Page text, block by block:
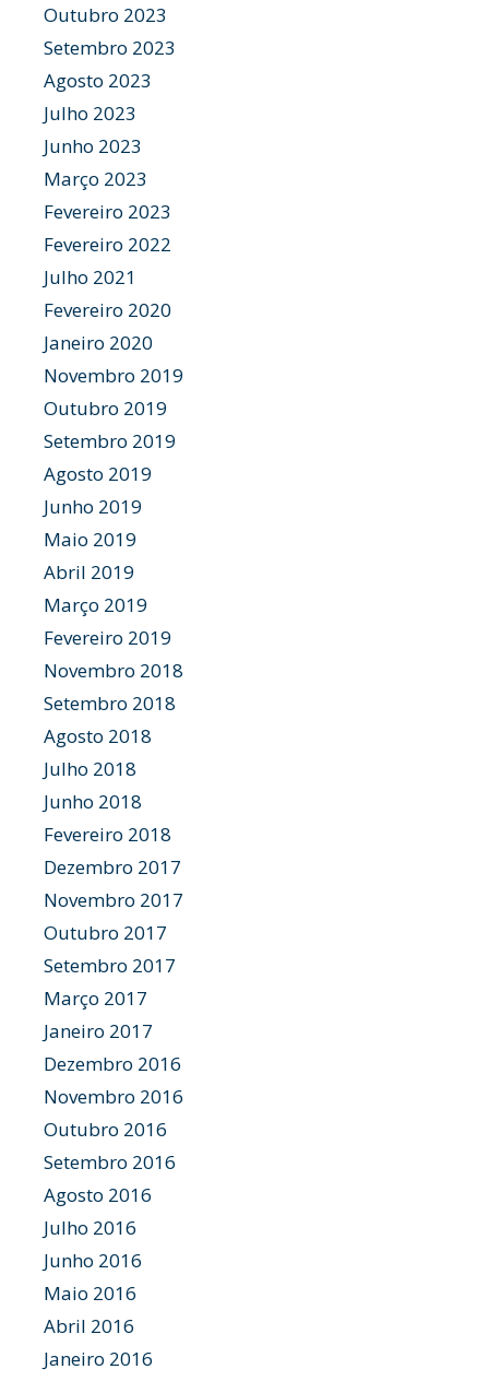
Outubro 2023
Setembro 2023
Agosto 2023
Julho 2023
Junho 2023
Março 2023
Fevereiro 2023
Fevereiro 2022
Julho 2021
Fevereiro 2020
Janeiro 2020
Novembro 2019
Outubro 2019
Setembro 2019
Agosto 2019
Junho 2019
Maio 2019
Abril 2019
Março 2019
Fevereiro 2019
Novembro 2018
Setembro 2018
Agosto 2018
Julho 2018
Junho 2018
Fevereiro 2018
Dezembro 2017
Novembro 2017
Outubro 2017
Setembro 2017
Março 2017
Janeiro 2017
Dezembro 2016
Novembro 2016
Outubro 2016
Setembro 2016
Agosto 2016
Julho 2016
Junho 2016
Maio 2016
Abril 2016
Janeiro 2016